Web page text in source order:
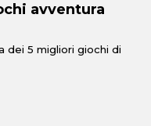
avventura
dei 5 migliori giochi di